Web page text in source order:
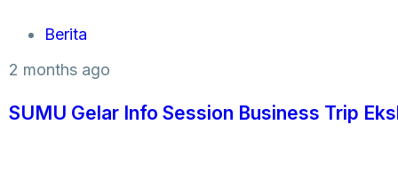
Berita
2 months ago
SUMU Gelar Info Session Business Trip